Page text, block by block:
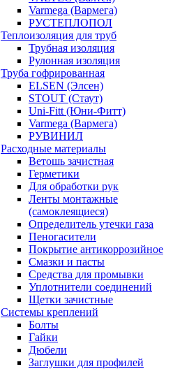
Varmega (Вармега)
РУСТЕПЛОПОЛ
Теплоизоляция для труб
Трубная изоляция
Рулонная изоляция
Труба гофрированная
ELSEN (Элсен)
STOUT (Стаут)
Uni-Fitt (Юни-Фитт)
Varmega (Вармега)
РУВИНИЛ
Расходные материалы
Ветошь зачистная
Герметики
Для обработки рук
Ленты монтажные
(самоклеящиеся)
Определитель утечки газа
Пеногасители
Покрытие антикоррозийное
Смазки и пасты
Средства для промывки
Уплотнители соединений
Щетки зачистные
Системы креплений
Болты
Гайки
Дюбели
Заглушки для профилей